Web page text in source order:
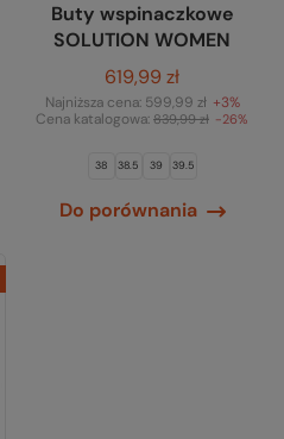
Buty wspinaczkowe
SOLUTION WOMEN
619,99 zł
Najniższa cena: 599,99 zł +3%
Cena katalogowa: 839,99 zł -26%
38 38.5 39 39.5
Do porównania